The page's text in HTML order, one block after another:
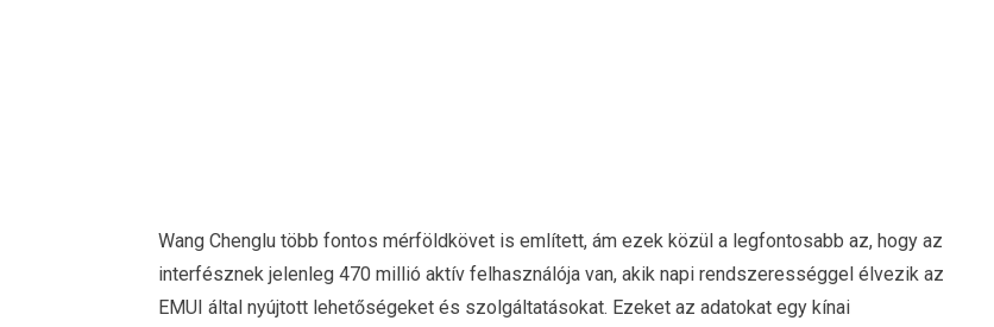
Wang Chenglu több fontos mérföldkövet is említett, ám ezek közül a legfontosabb az, hogy az
interfésznek jelenleg 470 millió aktív felhasználója van, akik napi rendszerességgel élvezik az
EMUI által nyújtott lehetőségeket és szolgáltatásokat. Ezeket az adatokat egy kínai